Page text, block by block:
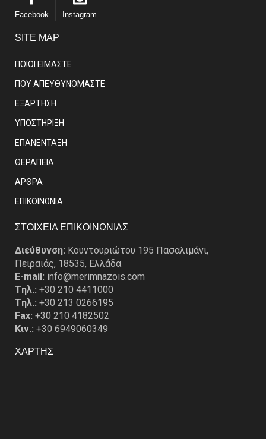
Facebook Instagram
SITE MAP
ΠΟΙΟΙ ΕΙΜΑΣΤE
ΠΟΥ ΑΠΕΥΘΥΝΟΜΑΣΤΕ
ΕΞΑΡΤΗΣΗ
ΥΠΟΣΤΗΡΙΞΗ
ΕΠΑΝΕΝΤΑΞΗ
ΘΕΡΑΠΕΙΑ
ΑΡΘΡΑ
EΠΙΚΟΙΝΩΝΙΑ
ΣΤΟΙΧΕΙΑ ΕΠΙΚΟΙΝΩΝΙΑΣ
Διεύθυνση: Κουντουριώτου 195 Πασαλιμάνι,
Πειραιάς, 18535, Ελλάδα
E-mail: info@merimnazois.com
Tηλ.: +30 210 4411000
Tηλ.: +30 213 0266195
Fax: +30 210 4182502
Κιν.: +30 6949060349
ΧΑΡΤΗΣ